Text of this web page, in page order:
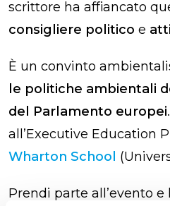
scrittore ha affiancato
consigliere politico e
È un convinto
le politiche ambientali
del Parlamento europei
all’Executive Education
Wharton School
Prendi parte all’evento